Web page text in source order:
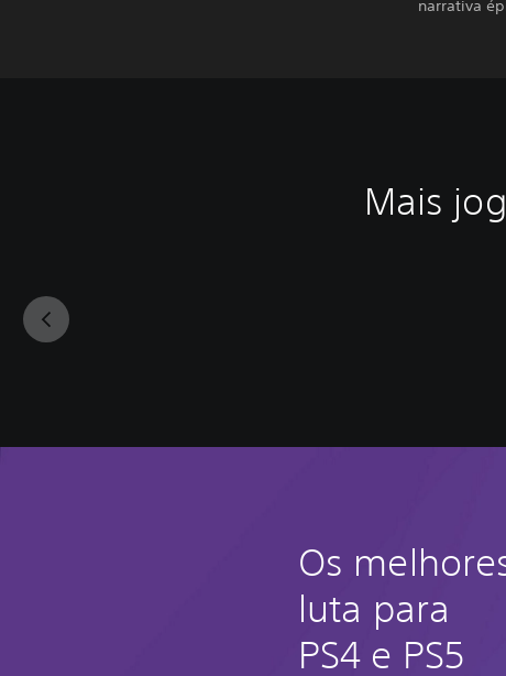
narrativa
Mais
Os
luta para
PS4 e PS5